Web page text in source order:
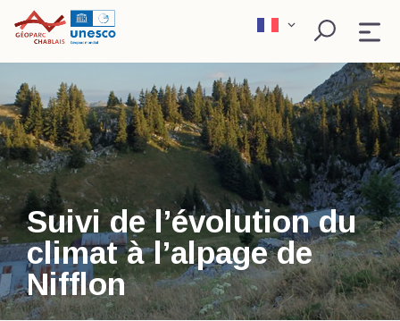
QU’EST-CE QU’UN GÉOPARC ?
EXPLORER
PÉDAGOGIE
SCIENCE ET RECHERCHE
ACTEURS ENGAGÉS
Rechercher
Suivi de l’évolution du
climat à l’alpage de
Nifflon